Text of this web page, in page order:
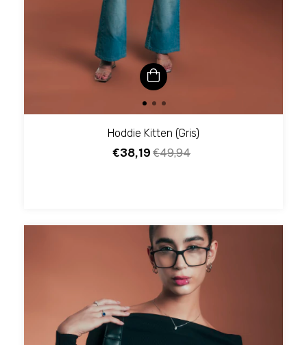
Hoddie Kitten (Gris)
€38,19€49,94